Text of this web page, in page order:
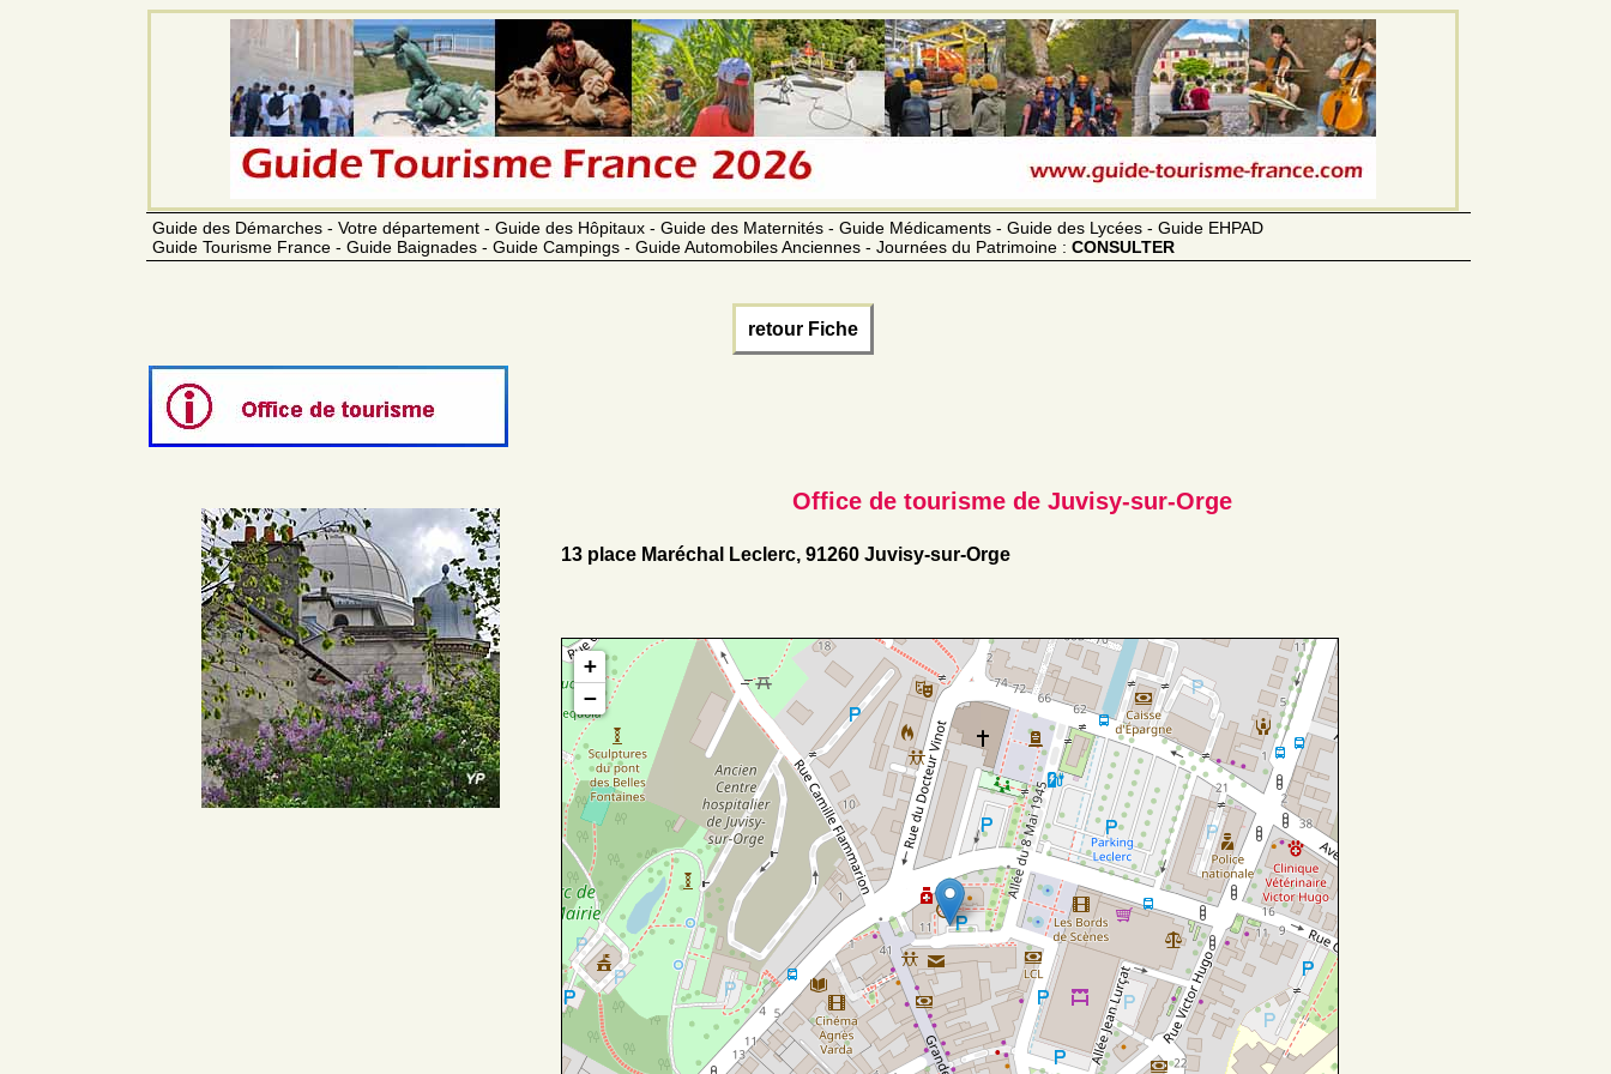
Guide des Démarches - Votre département - Guide des Hôpitaux - Guide des Maternités - Guide Médicaments - Guide des Lycées - Guide EHPAD
Guide Tourisme France - Guide Baignades - Guide Campings - Guide Automobiles Anciennes - Journées du Patrimoine : CONSULTER
retour Fiche
Office de tourisme de Juvisy-sur-Orge
13 place Maréchal Leclerc, 91260 Juvisy-sur-Orge
+
−